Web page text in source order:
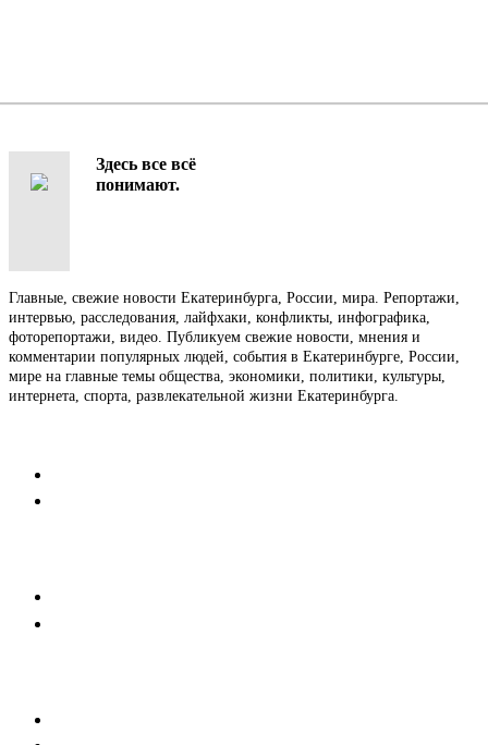
Здесь все всё
понимают.
Главные, свежие новости Екатеринбурга, России, мира. Репортажи,
интервью, расследования, лайфхаки, конфликты, инфографика,
фоторепортажи, видео. Публикуем свежие новости, мнения и
комментарии популярных людей, события в Екатеринбурге, России,
мире на главные темы общества, экономики, политики, культуры,
интернета, спорта, развлекательной жизни Екатеринбурга.